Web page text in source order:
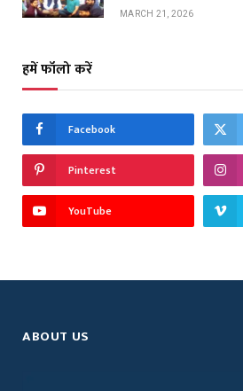
MARCH 21, 2026
हमें फॉलो करें
Facebook
Pinterest
YouTube
ABOUT US